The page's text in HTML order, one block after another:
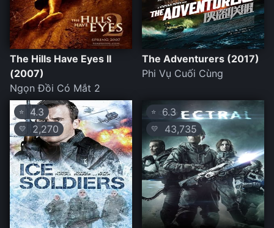
The Hills Have Eyes II
(2007)
Ngọn Đồi Có Mắt 2
The Adventurers (2017)
Phi Vụ Cuối Cùng
⭐ 4.3
💛 2,270
⭐ 6.3
💛 43,735